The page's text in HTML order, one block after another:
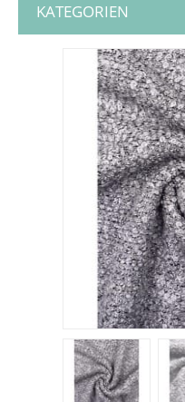
KATEGORIEN